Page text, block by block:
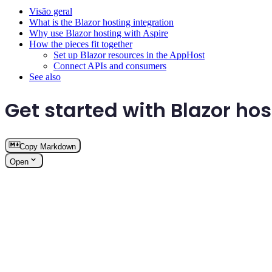
Visão geral
What is the Blazor hosting integration
Why use Blazor hosting with Aspire
How the pieces fit together
Set up Blazor resources in the AppHost
Connect APIs and consumers
See also
Get started with Blazor
Copy Markdown
Open